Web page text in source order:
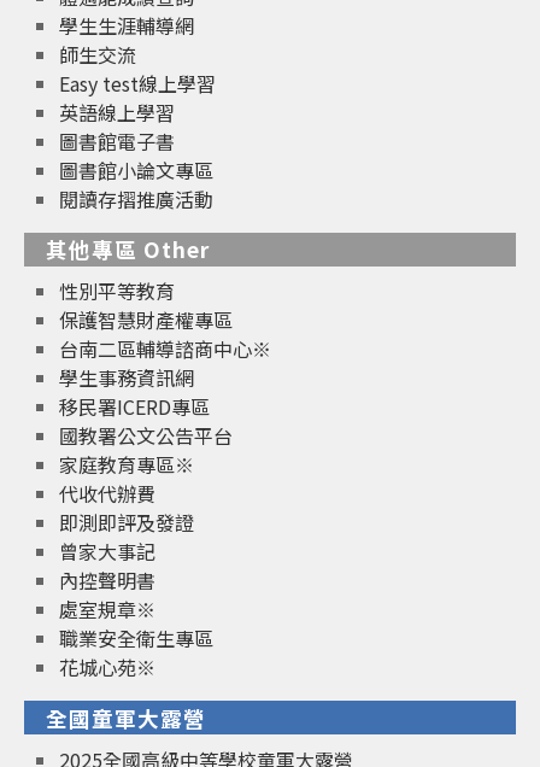
學生生涯輔導網
師生交流
Easy test線上學習
英語線上學習
圖書館電子書
圖書館小論文專區
閱讀存摺推廣活動
其他專區 Other
性別平等教育
保護智慧財產權專區
台南二區輔導諮商中心※
學生事務資訊網
移民署ICERD專區
國教署公文公告平台
家庭教育專區※
代收代辦費
即測即評及發證
曾家大事記
內控聲明書
處室規章※
職業安全衛生專區
花城心苑※
全國童軍大露營
2025全國高級中等學校童軍大露營